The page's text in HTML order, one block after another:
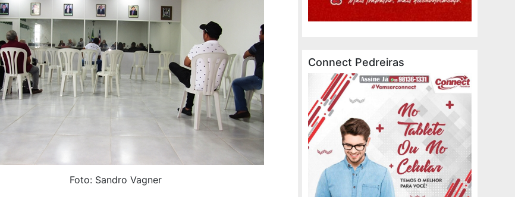
Foto: Sandro Vagner
Connect Pedreiras